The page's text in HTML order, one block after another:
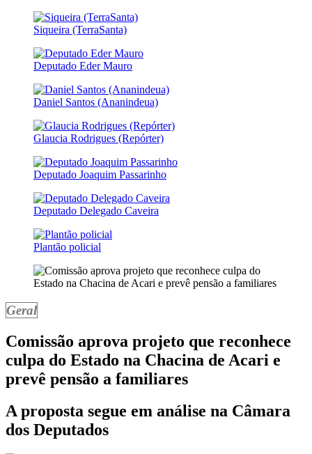
Siqueira (TerraSanta)
Deputado Eder Mauro
Daniel Santos (Ananindeua)
Glaucia Rodrigues (Repórter)
Deputado Joaquim Passarinho
Deputado Delegado Caveira
Plantão policial
Geral
Comissão aprova projeto que reconhece
culpa do Estado na Chacina de Acari e
prevê pensão a familiares
A proposta segue em análise na Câmara
dos Deputados